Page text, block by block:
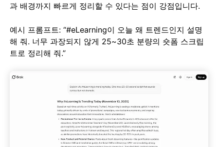
과 배경까지 빠르게 정리할 수 있다는 점이 강점입니다.
예시 프롬프트: “#eLearning이 오늘 왜 트렌드인지 설명
해 줘. 너무 과장되지 않게 25~30초 분량의 숏폼 스크립
트로 정리해 줘.”